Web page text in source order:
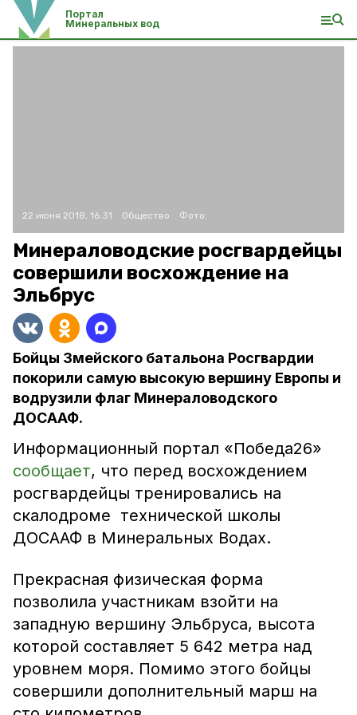
Портал
Минеральных вод
22 июня 2018, 16:31 Общество Фото:
Минераловодские росгвардейцы
совершили восхождение на
Эльбрус
Бойцы Змейского батальона Росгвардии
покорили самую высокую вершину Европы и
водрузили флаг Минераловодского
ДОСААФ.
Информационный портал «Победа26»
сообщает, что перед восхождением
росгвардейцы тренировались на
скалодроме технической школы
ДОСААФ в Минеральных Водах.
Прекрасная физическая форма
позволила участникам взойти на
западную вершину Эльбруса, высота
которой составляет 5 642 метра над
уровнем моря. Помимо этого бойцы
совершили дополнительный марш на